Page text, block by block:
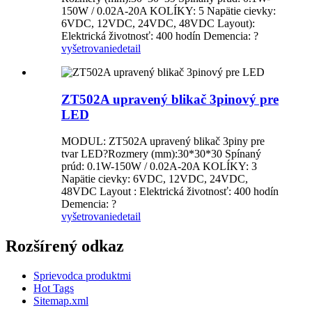
150W / 0.02A-20A KOLÍKY: 5 Napätie cievky:
6VDC, 12VDC, 24VDC, 48VDC Layout):
Elektrická životnosť: 400 hodín Demencia: ?
vyšetrovaniedetail
ZT502A upravený blikač 3pinový pre
LED
MODUL: ZT502A upravený blikač 3piny pre
tvar LED?Rozmery (mm):30*30*30 Spínaný
prúd: 0.1W-150W / 0.02A-20A KOLÍKY: 3
Napätie cievky: 6VDC, 12VDC, 24VDC,
48VDC Layout : Elektrická životnosť: 400 hodín
Demencia: ?
vyšetrovaniedetail
Rozšírený odkaz
Sprievodca produktmi
Hot Tags
Sitemap.xml